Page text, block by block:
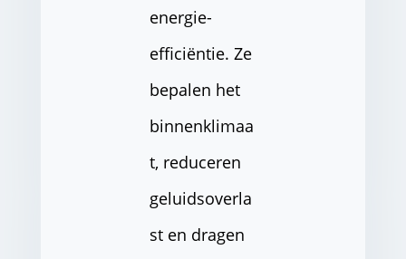
energie-
efficiëntie. Ze
bepalen het
binnenklimaa
t, reduceren
geluidsoverla
st en dragen